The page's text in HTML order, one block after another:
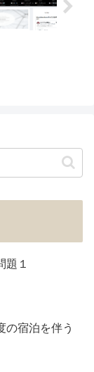
題１
の宿泊を伴う